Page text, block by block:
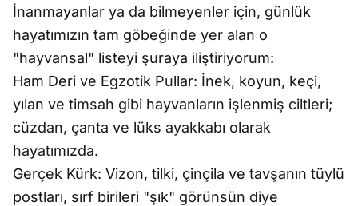
İnanmayanlar ya da bilmeyenler için, günlük
hayatımızın tam göbeğinde yer alan o
"hayvansal" listeyi şuraya iliştiriyorum:
Ham Deri ve Egzotik Pullar: İnek, koyun, keçi,
yılan ve timsah gibi hayvanların işlenmiş ciltleri;
cüzdan, çanta ve lüks ayakkabı olarak
hayatımızda.
Gerçek Kürk: Vizon, tilki, çinçila ve tavşanın tüylü
postları, sırf birileri "şık" görünsün diye